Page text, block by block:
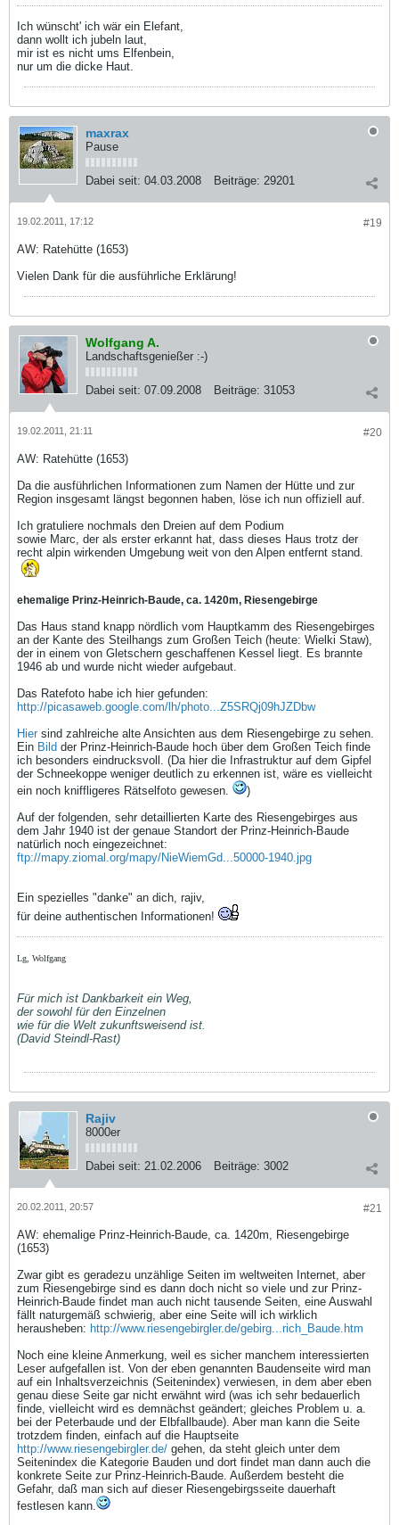
Ich wünscht' ich wär ein Elefant,
dann wollt ich jubeln laut,
mir ist es nicht ums Elfenbein,
nur um die dicke Haut.
maxrax
Pause
Dabei seit: 04.03.2008 Beiträge: 29201
#19
19.02.2011, 17:12
AW: Ratehütte (1653)
Vielen Dank für die ausführliche Erklärung!
Wolfgang A.
Landschaftsgenießer :-)
Dabei seit: 07.09.2008 Beiträge: 31053
#20
19.02.2011, 21:11
AW: Ratehütte (1653)
Da die ausführlichen Informationen zum Namen der Hütte und zur
Region insgesamt längst begonnen haben, löse ich nun offiziell auf.
Ich gratuliere nochmals den Dreien auf dem Podium
sowie Marc, der als erster erkannt hat, dass dieses Haus trotz der
recht alpin wirkenden Umgebung weit von den Alpen entfernt stand.
ehemalige Prinz-Heinrich-Baude, ca. 1420m, Riesengebirge
Das Haus stand knapp nördlich vom Hauptkamm des Riesengebirges
an der Kante des Steilhangs zum Großen Teich (heute: Wielki Staw),
der in einem von Gletschern geschaffenen Kessel liegt. Es brannte
1946 ab und wurde nicht wieder aufgebaut.
Das Ratefoto habe ich hier gefunden:
http://picasaweb.google.com/lh/photo...Z5SRQj09hJZDbw
Hier sind zahlreiche alte Ansichten aus dem Riesengebirge zu sehen.
Ein Bild der Prinz-Heinrich-Baude hoch über dem Großen Teich finde
ich besonders eindrucksvoll. (Da hier die Infrastruktur auf dem Gipfel
der Schneekoppe weniger deutlich zu erkennen ist, wäre es vielleicht
ein noch kniffligeres Rätselfoto gewesen.
)
Auf der folgenden, sehr detaillierten Karte des Riesengebirges aus
dem Jahr 1940 ist der genaue Standort der Prinz-Heinrich-Baude
natürlich noch eingezeichnet:
ftp://mapy.ziomal.org/mapy/NieWiemGd...50000-1940.jpg
Ein spezielles "danke" an dich, rajiv,
für deine authentischen Informationen!
Lg, Wolfgang
Für mich ist Dankbarkeit ein Weg,
der sowohl für den Einzelnen
wie für die Welt zukunftsweisend ist.
(David Steindl-Rast)
Rajiv
8000er
Dabei seit: 21.02.2006 Beiträge: 3002
#21
20.02.2011, 20:57
AW: ehemalige Prinz-Heinrich-Baude, ca. 1420m, Riesengebirge
(1653)
Zwar gibt es geradezu unzählige Seiten im weltweiten Internet, aber
zum Riesengebirge sind es dann doch nicht so viele und zur Prinz-
Heinrich-Baude findet man auch nicht tausende Seiten, eine Auswahl
fällt naturgemäß schwierig, aber eine Seite will ich wirklich
herausheben: http://www.riesengebirgler.de/gebirg...rich_Baude.htm
Noch eine kleine Anmerkung, weil es sicher manchem interessierten
Leser aufgefallen ist. Von der eben genannten Baudenseite wird man
auf ein Inhaltsverzeichnis (Seitenindex) verwiesen, in dem aber eben
genau diese Seite gar nicht erwähnt wird (was ich sehr bedauerlich
finde, vielleicht wird es demnächst geändert; gleiches Problem u. a.
bei der Peterbaude und der Elbfallbaude). Aber man kann die Seite
trotzdem finden, einfach auf die Hauptseite
http://www.riesengebirgler.de/ gehen, da steht gleich unter dem
Seitenindex die Kategorie Bauden und dort findet man dann auch die
konkrete Seite zur Prinz-Heinrich-Baude. Außerdem besteht die
Gefahr, daß man sich auf dieser Riesengebirgsseite dauerhaft
festlesen kann.